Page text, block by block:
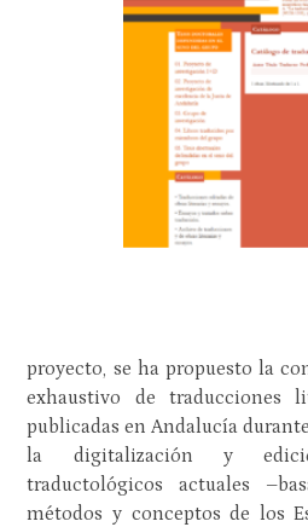
proyecto, se ha propuesto la
exhaustivo de traducciones
publicadas en Andalucía
la digitalización y
traductológicos actuales
métodos y conceptos de los